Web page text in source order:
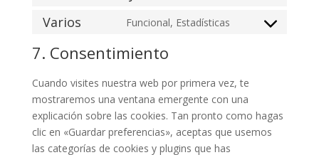
wpforms
to
Varios Funcional, Estadísticas
Consent
varios
7. Consentimiento
Cuando visites nuestra web por primera vez, te
mostraremos una ventana emergente con una
explicación sobre las cookies. Tan pronto como hagas
clic en «Guardar preferencias», aceptas que usemos
las categorías de cookies y plugins que has